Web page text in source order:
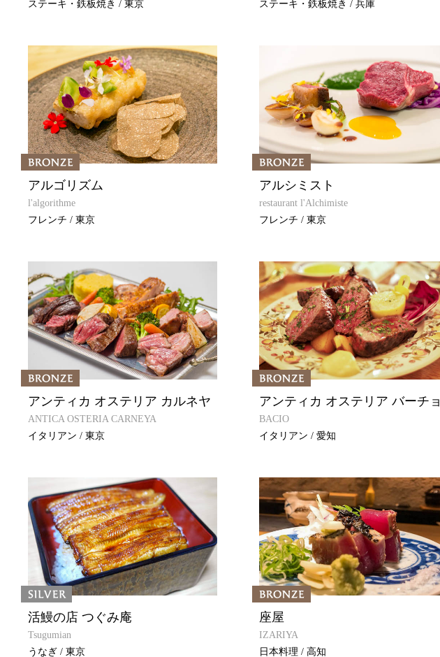
ステーキ・鉄板焼き / 東京
ステーキ・鉄板焼き / 兵庫
アルゴリズム
l'algorithme
フレンチ / 東京
アルシミスト
restaurant l'Alchimiste
フレンチ / 東京
アンティカ オステリア カルネヤ
ANTICA OSTERIA CARNEYA
イタリアン / 東京
アンティカ オステリア バーチョ
BACIO
イタリアン / 愛知
活鰻の店 つぐみ庵
Tsugumian
うなぎ / 東京
座屋
IZARIYA
日本料理 / 高知